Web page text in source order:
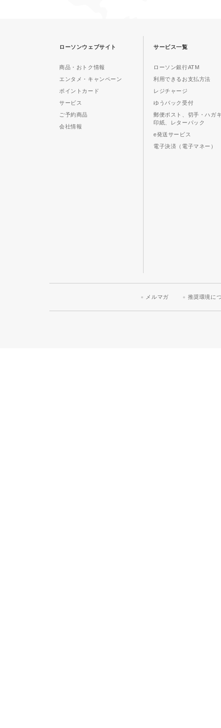
ローソンウェブサイト
商品・おトク情報
エンタメ・キャンペーン
ポイントカード
サービス
ご予約商品
会社情報
サービス一覧
ローソン銀行ATM
利用できるお支払方法
レジチャージ
ゆうパック受付
郵便ポスト、切手・ハガ
印紙、レターパック
e発送サービス
電子決済（電子マネー）
メルマガ 推奨環境に